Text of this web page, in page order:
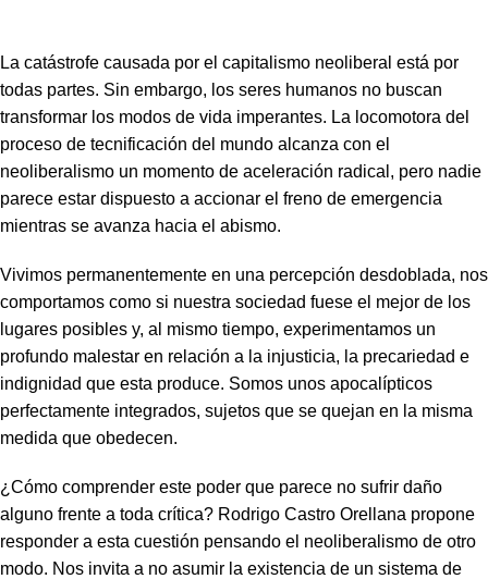
La catástrofe causada por el capitalismo neoliberal está por
todas partes. Sin embargo, los seres humanos no buscan
transformar los modos de vida imperantes. La locomotora del
proceso de tecnificación del mundo alcanza con el
neoliberalismo un momento de aceleración radical, pero nadie
parece estar dispuesto a accionar el freno de emergencia
mientras se avanza hacia el abismo.
Vivimos permanentemente en una percepción desdoblada, nos
comportamos como si nuestra sociedad fuese el mejor de los
lugares posibles y, al mismo tiempo, experimentamos un
profundo malestar en relación a la injusticia, la precariedad e
indignidad que esta produce. Somos unos apocalípticos
perfectamente integrados, sujetos que se quejan en la misma
medida que obedecen.
¿Cómo comprender este poder que parece no sufrir daño
alguno frente a toda crítica? Rodrigo Castro Orellana propone
responder a esta cuestión pensando el neoliberalismo de otro
modo. Nos invita a no asumir la existencia de un sistema de